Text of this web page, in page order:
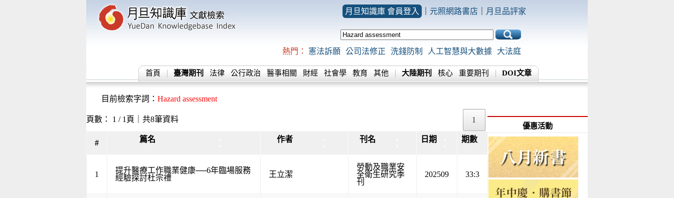
月旦知識庫 會員登入 元照網路書店 月旦品評家
熱門： 憲法訴願 公司法修正 洗錢防制 人工智慧與大數據 大法庭
首頁 臺灣期刊 法律 公行政治 醫事相關 財經 社會學 教育 其他 大陸期刊 核心 重要期刊 DOI文章
目前檢索字詞： Hazard assessment
頁數： 1 / 1頁｜共8筆資料 1
# 篇名 作者 刊名 日期 期數
1
提升醫療工作職業健康──6年臨場服務
經驗探討杜宗禮
王立潔
勞動及職業安
全衛生研究季
刊
202509 33:3
優惠活動